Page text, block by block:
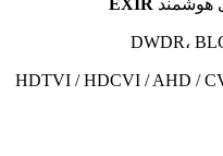
EXIR
HDTVI / HDCVI / AHD /